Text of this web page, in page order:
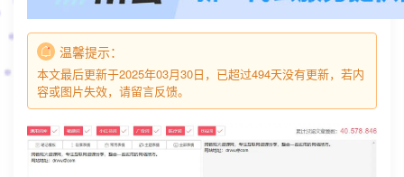
温馨提示：
本文最后更新于2025年03月30日，已超过494天没有更新，若内
容或图片失效，请留言反馈。